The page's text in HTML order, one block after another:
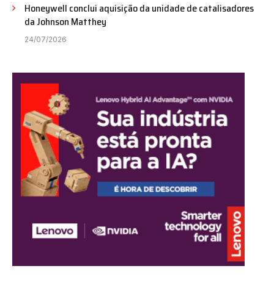
Honeywell conclui aquisição da unidade de catalisadores
da Johnson Matthey
24/07/2026